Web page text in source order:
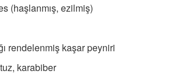
(haşlanmış, ezilmiş)
rendelenmiş kaşar peyniri
karabiber